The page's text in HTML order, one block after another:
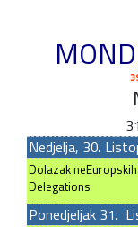
Nedjelja, 30.
Dolazak
Delegations
Ponedjeljak 31.